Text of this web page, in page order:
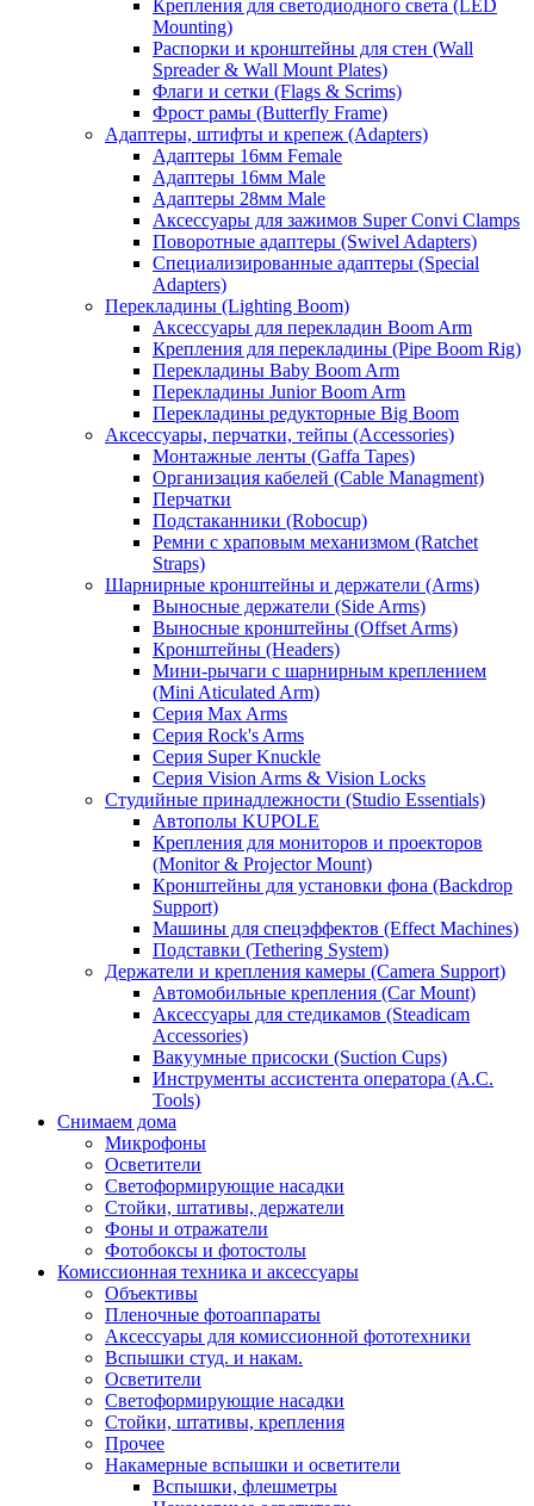
Крепления для светодиодного света (LED
Mounting)
Распорки и кронштейны для стен (Wall
Spreader & Wall Mount Plates)
Флаги и сетки (Flags & Scrims)
Фрост рамы (Butterfly Frame)
Адаптеры, штифты и крепеж (Adapters)
Адаптеры 16мм Female
Адаптеры 16мм Male
Адаптеры 28мм Male
Аксессуары для зажимов Super Convi Clamps
Поворотные адаптеры (Swivel Adapters)
Специализированные адаптеры (Special
Adapters)
Перекладины (Lighting Boom)
Аксессуары для перекладин Boom Arm
Крепления для перекладины (Pipe Boom Rig)
Перекладины Baby Boom Arm
Перекладины Junior Boom Arm
Перекладины редукторные Big Boom
Аксессуары, перчатки, тейпы (Accessories)
Монтажные ленты (Gaffa Tapes)
Организация кабелей (Cable Managment)
Перчатки
Подстаканники (Robocup)
Ремни с храповым механизмом (Ratchet
Straps)
Шарнирные кронштейны и держатели (Arms)
Выносные держатели (Side Arms)
Выносные кронштейны (Offset Arms)
Кронштейны (Headers)
Мини-рычаги с шарнирным креплением
(Mini Aticulated Arm)
Серия Max Arms
Серия Rock's Arms
Серия Super Knuckle
Серия Vision Arms & Vision Locks
Студийные принадлежности (Studio Essentials)
Автополы KUPOLE
Крепления для мониторов и проекторов
(Monitor & Projector Mount)
Кронштейны для установки фона (Backdrop
Support)
Машины для спецэффектов (Effect Machines)
Подставки (Tethering System)
Держатели и крепления камеры (Camera Support)
Автомобильные крепления (Car Mount)
Аксессуары для стедикамов (Steadicam
Accessories)
Вакуумные присоски (Suction Cups)
Инструменты ассистента оператора (A.C.
Tools)
Снимаем дома
Микрофоны
Осветители
Светоформирующие насадки
Стойки, штативы, держатели
Фоны и отражатели
Фотобоксы и фотостолы
Комиссионная техника и аксессуары
Объективы
Пленочные фотоаппараты
Аксессуары для комиссионной фототехники
Вспышки студ. и накам.
Осветители
Светоформирующие насадки
Стойки, штативы, крепления
Прочее
Накамерные вспышки и осветители
Вспышки, флешметры